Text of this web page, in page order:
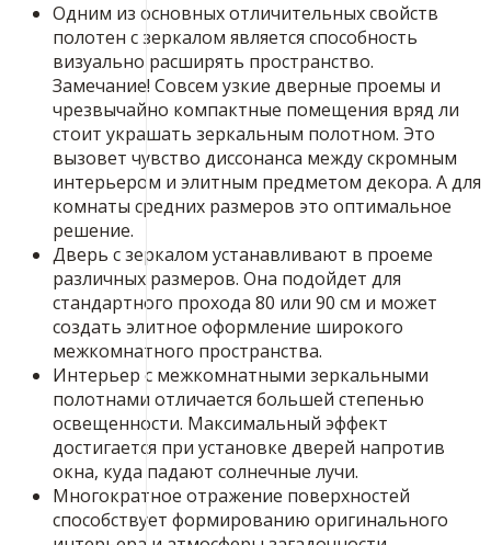
Одним из основных отличительных свойств
полотен с зеркалом является способность
визуально расширять пространство.
​Замечание! Совсем узкие дверные проемы и
чрезвычайно компактные помещения вряд ли
стоит украшать зеркальным полотном. Это
вызовет чувство диссонанса между скромным
интерьером и элитным предметом декора. А для
комнаты средних размеров это оптимальное
решение.
Дверь с зеркалом устанавливают в проеме
различных размеров. Она подойдет для
стандартного прохода 80 или 90 см и может
создать элитное оформление широкого
межкомнатного пространства.
Интерьер с межкомнатными зеркальными
полотнами отличается большей степенью
освещенности. Максимальный эффект
достигается при установке дверей напротив
окна, куда падают солнечные лучи.
Многократное отражение поверхностей
способствует формированию оригинального